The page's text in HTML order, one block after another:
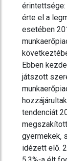
érte el a
esetében
Ebben
játszott
tendenciát
gyermekek,
idézett elő.